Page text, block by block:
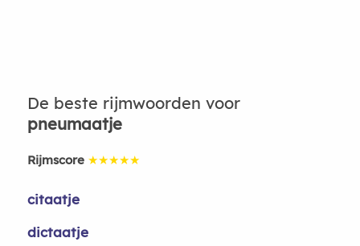
De beste rijmwoorden voor
pneumaatje
Rijmscore ★★★★★
citaatje
dictaatje